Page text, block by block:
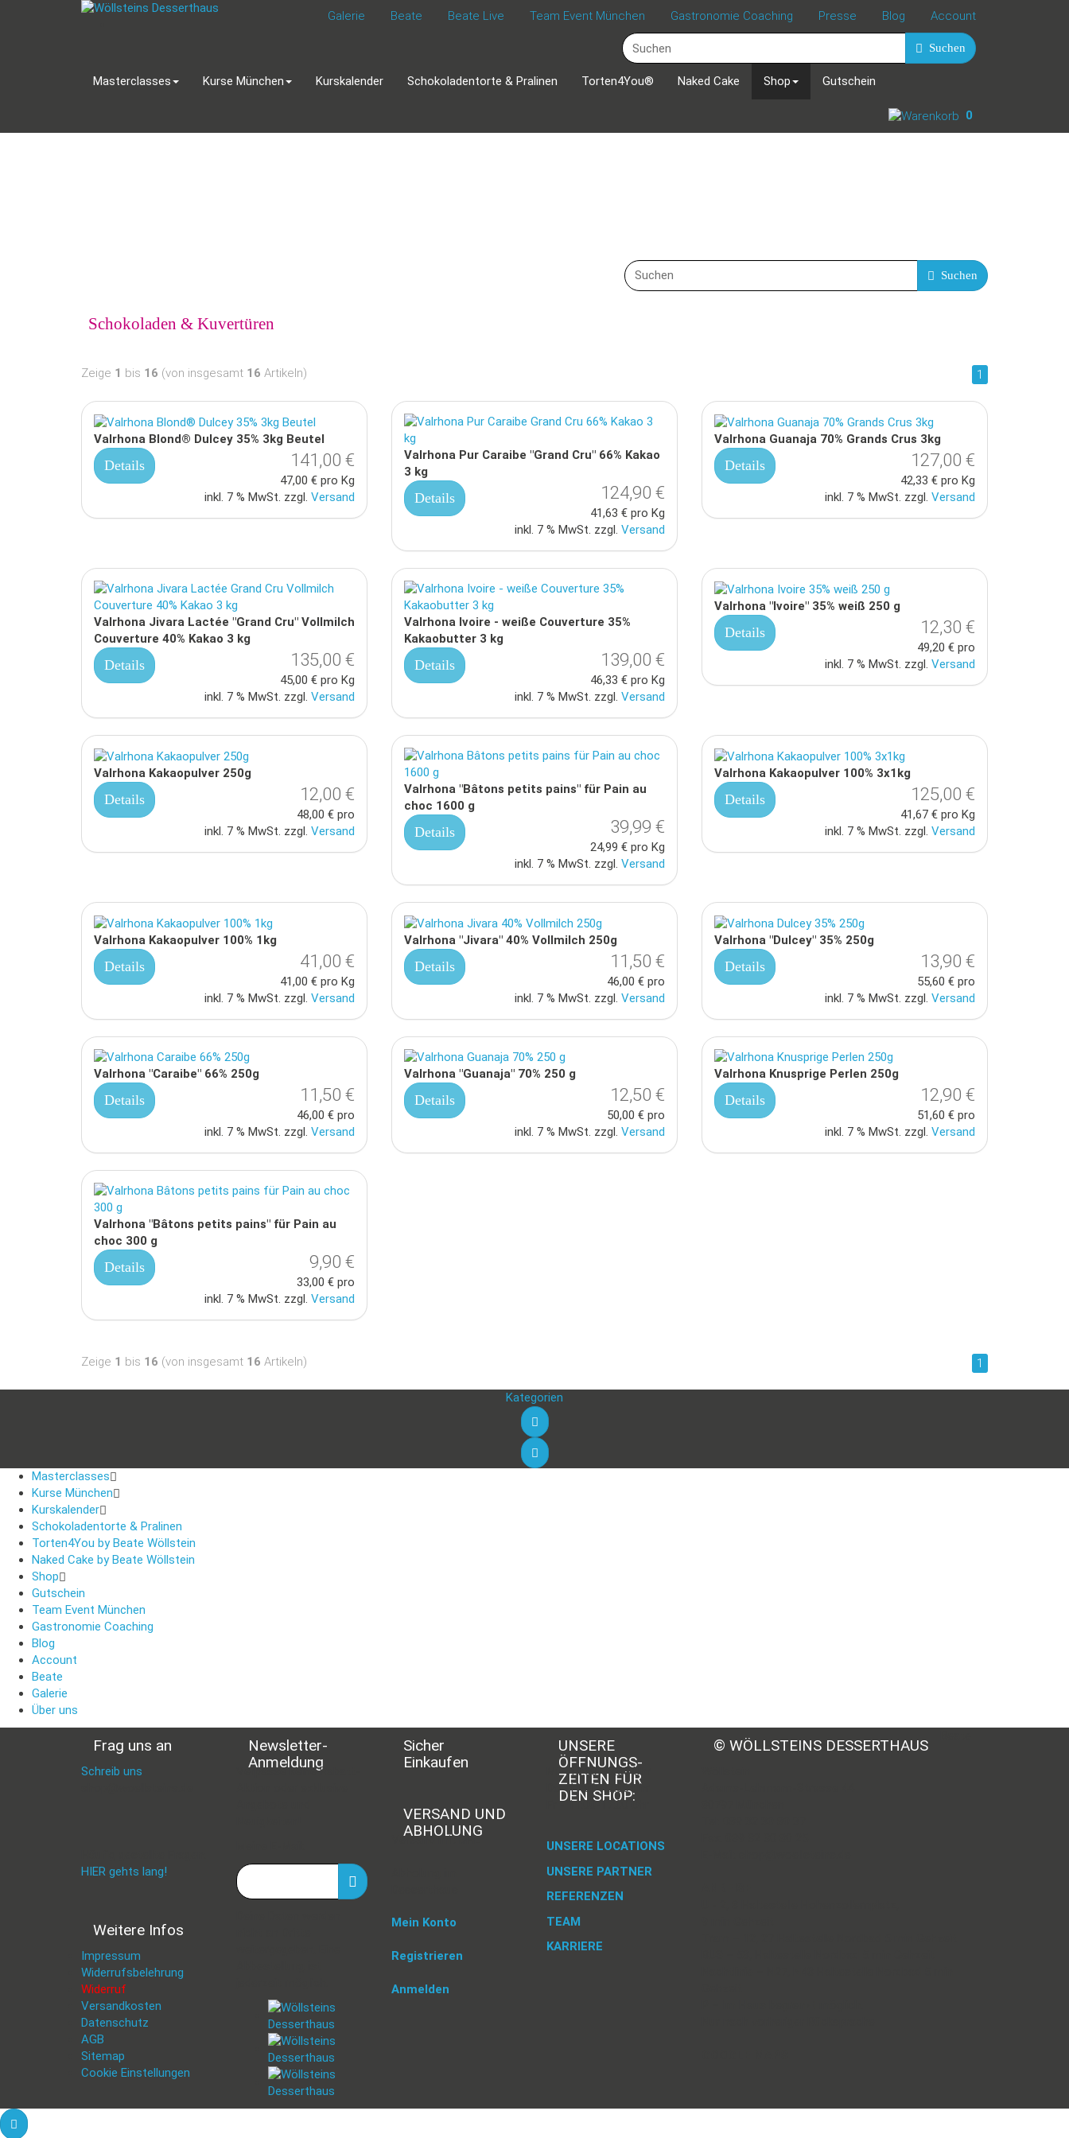
Galerie Beate Beate Live Team Event München Gastronomie Coaching Presse Blog Account
Suchen
Masterclasses Kurse München Kurskalender Schokoladentorte & Pralinen Torten4You® Naked Cake Shop Gutschein
0
Suchen
Schokoladen & Kuvertüren
Zeige 1 bis 16 (von insgesamt 16 Artikeln) 1
Valrhona Blond® Dulcey 35% 3kg Beutel
Details 141,00 €
47,00 € pro Kg
inkl. 7 % MwSt. zzgl. Versand
Valrhona Pur Caraibe "Grand Cru" 66% Kakao
3 kg
Details 124,90 €
41,63 € pro Kg
inkl. 7 % MwSt. zzgl. Versand
Valrhona Guanaja 70% Grands Crus 3kg
Details 127,00 €
42,33 € pro Kg
inkl. 7 % MwSt. zzgl. Versand
Valrhona Jivara Lactée "Grand Cru" Vollmilch
Couverture 40% Kakao 3 kg
Details 135,00 €
45,00 € pro Kg
inkl. 7 % MwSt. zzgl. Versand
Valrhona Ivoire - weiße Couverture 35%
Kakaobutter 3 kg
Details 139,00 €
46,33 € pro Kg
inkl. 7 % MwSt. zzgl. Versand
Valrhona "Ivoire" 35% weiß 250 g
Details 12,30 €
49,20 € pro
inkl. 7 % MwSt. zzgl. Versand
Valrhona Kakaopulver 250g
Details 12,00 €
48,00 € pro
inkl. 7 % MwSt. zzgl. Versand
Valrhona "Bâtons petits pains" für Pain au
choc 1600 g
Details 39,99 €
24,99 € pro Kg
inkl. 7 % MwSt. zzgl. Versand
Valrhona Kakaopulver 100% 3x1kg
Details 125,00 €
41,67 € pro Kg
inkl. 7 % MwSt. zzgl. Versand
Valrhona Kakaopulver 100% 1kg
Details 41,00 €
41,00 € pro Kg
inkl. 7 % MwSt. zzgl. Versand
Valrhona "Jivara" 40% Vollmilch 250g
Details 11,50 €
46,00 € pro
inkl. 7 % MwSt. zzgl. Versand
Valrhona "Dulcey" 35% 250g
Details 13,90 €
55,60 € pro
inkl. 7 % MwSt. zzgl. Versand
Valrhona "Caraibe" 66% 250g
Details 11,50 €
46,00 € pro
inkl. 7 % MwSt. zzgl. Versand
Valrhona "Guanaja" 70% 250 g
Details 12,50 €
50,00 € pro
inkl. 7 % MwSt. zzgl. Versand
Valrhona Knusprige Perlen 250g
Details 12,90 €
51,60 € pro
inkl. 7 % MwSt. zzgl. Versand
Valrhona "Bâtons petits pains" für Pain au
choc 300 g
Details 9,90 €
33,00 € pro
inkl. 7 % MwSt. zzgl. Versand
Zeige 1 bis 16 (von insgesamt 16 Artikeln) 1
Kategorien
Masterclasses
Kurse München
Kurskalender
Schokoladentorte & Pralinen
Torten4You by Beate Wöllstein
Naked Cake by Beate Wöllstein
Shop
Gutschein
Team Event München
Gastronomie Coaching
Blog
Account
Beate
Galerie
Über uns
Frag uns an
Schreib uns
HIER gehts lang!
Weitere Infos
Impressum
Widerrufsbelehrung
Widerruf
Versandkosten
Datenschutz
AGB
Sitemap
Cookie Einstellungen
Newsletter-
Anmeldung
Verpasse keine Rabatt-
Sicher
Einkaufen
VERSAND UND
ABHOLUNG
Versand mit DHL
Mein Konto
Registrieren
Anmelden
UNSERE
ÖFFNUNGS­
ZEITEN FÜR
DEN SHOP:
Mi - 11:00-17:00 Uhr
Do -11:00-17:00 Uhr
Fr - 11:00-17:00 Uhr
UNSERE LOCATIONS
UNSERE PARTNER
REFERENZEN
TEAM
KARRIERE
© WÖLLSTEINS DESSERTHAUS